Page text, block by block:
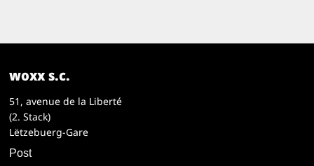
woxx s.c.
51, avenue de la Liberté
(2. Stack)
Lëtzebuerg-Gare
Post